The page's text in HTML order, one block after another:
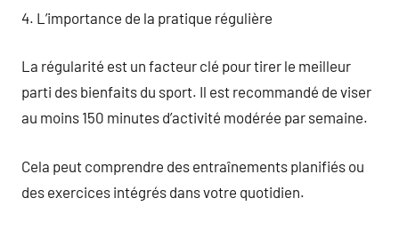
4. L’importance de la pratique régulière
La régularité est un facteur clé pour tirer le meilleur
parti des bienfaits du sport. Il est recommandé de viser
au moins 150 minutes d’activité modérée par semaine.
Cela peut comprendre des entraînements planifiés ou
des exercices intégrés dans votre quotidien.